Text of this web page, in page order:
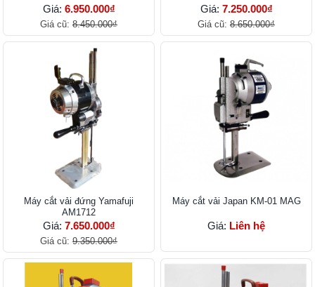
Giá: 6.950.000₫
Giá cũ: 8.450.000₫
Giá: 7.250.000₫
Giá cũ: 8.650.000₫
Máy cắt vải đứng Yamafuji
AM1712
Giá: 7.650.000₫
Giá cũ: 9.350.000₫
Máy cắt vải Japan KM-01 MAG
Giá: Liên hệ